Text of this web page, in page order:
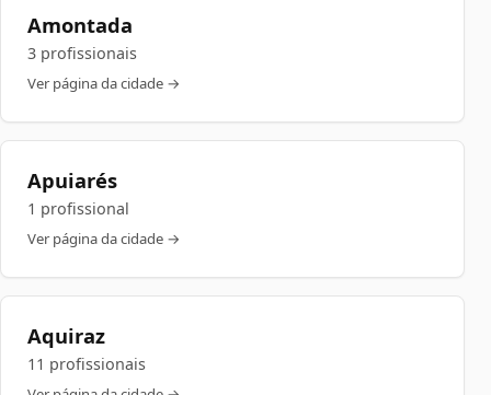
Amontada
3 profissionais
Ver página da cidade →
Apuiarés
1 profissional
Ver página da cidade →
Aquiraz
11 profissionais